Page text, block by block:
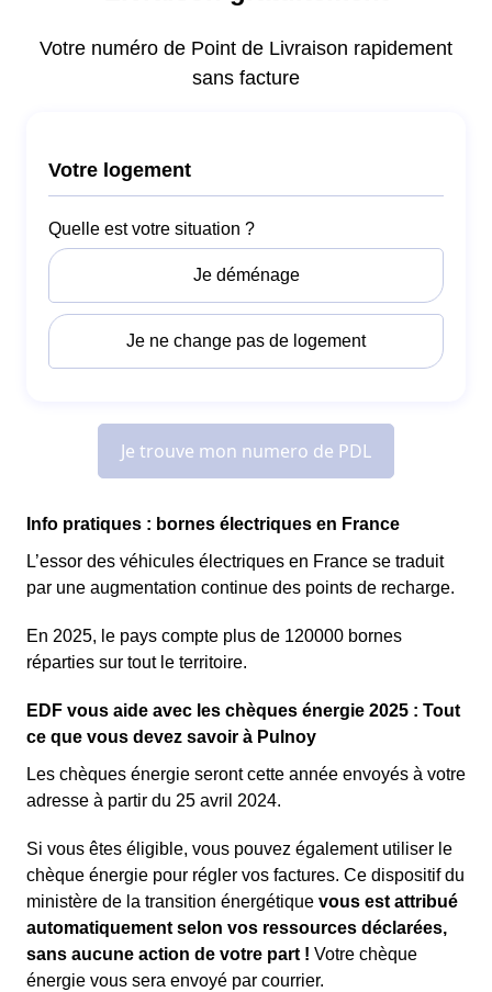
Info pratiques : bornes électriques en France
L’essor des véhicules électriques en France se traduit
par une augmentation continue des points de recharge.
En 2025, le pays compte plus de 120000 bornes
réparties sur tout le territoire.
EDF vous aide avec les chèques énergie 2025 : Tout
ce que vous devez savoir à Pulnoy
Les chèques énergie seront cette année envoyés à votre
adresse à partir du 25 avril 2024.
Si vous êtes éligible, vous pouvez également utiliser le
chèque énergie pour régler vos factures. Ce dispositif du
ministère de la transition énergétique vous est attribué
automatiquement selon vos ressources déclarées,
sans aucune action de votre part ! Votre chèque
énergie vous sera envoyé par courrier.